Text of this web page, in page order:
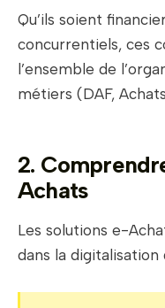
Qu’ils soient
concurrentiels, ces
l’ensemble de
métiers (DAF,
2.
Achats
Les solutions e-
dans la digitalisation